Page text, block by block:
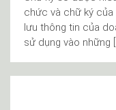
chức và chữ ký của
lưu thông tin của
sử dụng vào những